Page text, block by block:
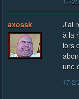
axossk
J'ai
à la
lors
une
17/2/